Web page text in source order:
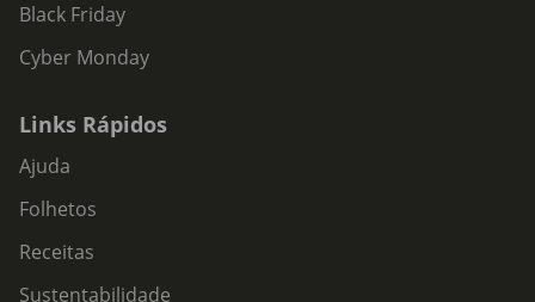
Black Friday
Cyber Monday
Links Rápidos
Ajuda
Folhetos
Receitas
Sustentabilidade